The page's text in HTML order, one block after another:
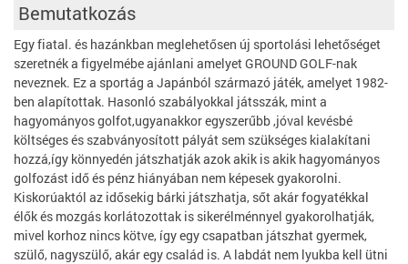
Bemutatkozás
Egy fiatal. és hazánkban meglehetősen új sportolási lehetőséget
szeretnék a figyelmébe ajánlani amelyet GROUND GOLF-nak
neveznek. Ez a sportág a Japánból származó játék, amelyet 1982-
ben alapítottak. Hasonló szabályokkal játsszák, mint a
hagyományos golfot,ugyanakkor egyszerűbb ,jóval kevésbé
költséges és szabványosított pályát sem szükséges kialakítani
hozzá,így könnyedén játszhatják azok akik is akik hagyományos
golfozást idő és pénz hiányában nem képesek gyakorolni.
Kiskorúaktól az idősekig bárki játszhatja, sőt akár fogyatékkal
élők és mozgás korlátozottak is sikerélménnyel gyakorolhatják,
mivel korhoz nincs kötve, így egy csapatban játszhat gyermek,
szülő, nagyszülő, akár egy család is. A labdát nem lyukba kell ütni